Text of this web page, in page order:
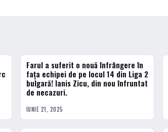
ACTUALE
Farul a suferit o nouă înfrângere în
faţa echipei de pe locul 14 din Liga 2
bulgară! Ianis Zicu, din nou înfruntat
de necazuri.
IUNIE 21, 2025